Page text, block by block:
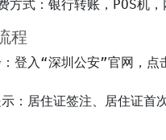
程
登入“深圳公安”官网，点